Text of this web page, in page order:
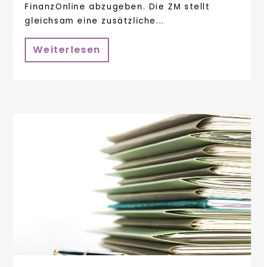
FinanzOnline abzugeben. Die ZM stellt
gleichsam eine zusätzliche...
Weiterlesen